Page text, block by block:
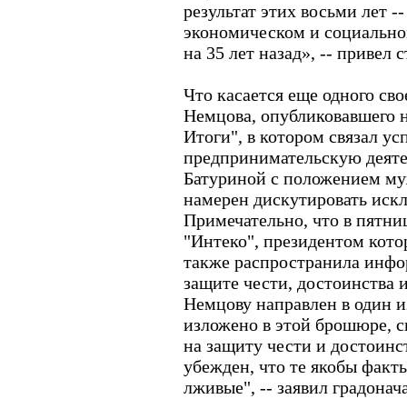
результат этих восьми лет
экономическом и
на 35 лет назад», -- привел
Что касается еще одного
Немцова, опубликовавшего
Итоги", в котором связал
предпринимательскую
Батуриной с положением
намерен дискутировать
Примечательно, что в
"Интеко", президентом
также распространила
защите чести, достоинства
Немцову направлен в один
изложено в этой брошюре,
на защиту чести и
убежден, что те якобы
лживые", -- заявил